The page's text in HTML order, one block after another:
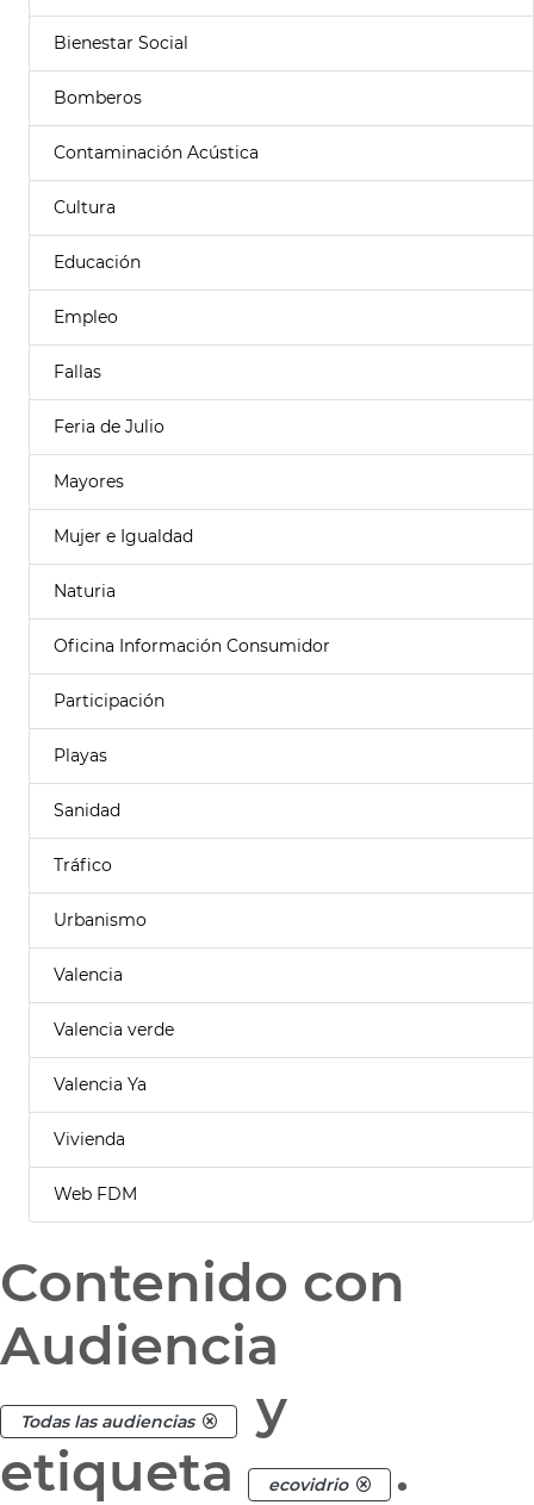
Bienestar Social
Bomberos
Contaminación Acústica
Cultura
Educación
Empleo
Fallas
Feria de Julio
Mayores
Mujer e Igualdad
Naturia
Oficina Información Consumidor
Participación
Playas
Sanidad
Tráfico
Urbanismo
Valencia
Valencia verde
Valencia Ya
Vivienda
Web FDM
Contenido con
Audiencia
Todas las audiencias
y
etiqueta
ecovidrio .